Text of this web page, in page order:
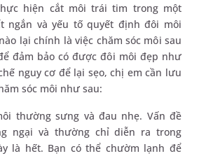
hiện cắt môi trái tim trong một
ngắn và yếu tố quyết định đôi môi
lại chính là việc chăm sóc môi sau
đảm bảo có được đôi môi đẹp như
nguy cơ để lại sẹo, chị em cần lưu
sóc môi như sau:
thường sưng và đau nhẹ. Vấn đề
ngại và thường chỉ diễn ra trong
là hết. Bạn có thể chườm lạnh để